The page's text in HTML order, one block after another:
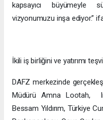
kapsayıcı
vizyonumuzu inşa ediyor.”
İkili iş birliğini ve yatırımı
DAFZ merkezinde
Müdürü Amna Lootah,
Bessam Yıldırım, Türkiye